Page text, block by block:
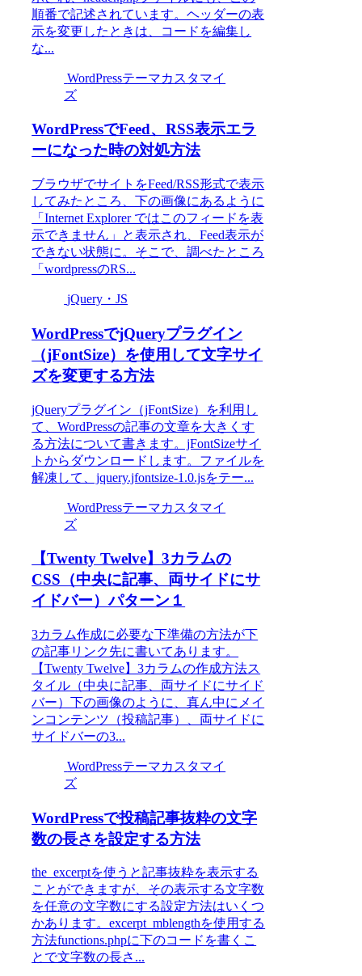
順番で記述されています。ヘッダーの表
示を変更したときは、コードを編集し
な...
WordPressテーマカスタマイ
ズ
WordPressでFeed、RSS表示エラ
ーになった時の対処方法
ブラウザでサイトをFeed/RSS形式で表示
してみたところ、下の画像にあるように
「Internet Explorer ではこのフィードを表
示できません」と表示され、Feed表示が
できない状態に。そこで、調べたところ
「wordpressのRS...
jQuery・JS
WordPressでjQueryプラグイン
（jFontSize）を使用して文字サイ
ズを変更する方法
jQueryプラグイン（jFontSize）を利用し
て、WordPressの記事の文章を大きくす
る方法について書きます。jFontSizeサイ
トからダウンロードします。ファイルを
解凍して、jquery.jfontsize-1.0.jsをテー...
WordPressテーマカスタマイ
ズ
【Twenty Twelve】3カラムの
CSS（中央に記事、両サイドにサ
イドバー）パターン１
3カラム作成に必要な下準備の方法が下
の記事リンク先に書いてあります。
【Twenty Twelve】3カラムの作成方法ス
タイル（中央に記事、両サイドにサイド
バー）下の画像のように、真ん中にメイ
ンコンテンツ（投稿記事）、両サイドに
サイドバーの3...
WordPressテーマカスタマイ
ズ
WordPressで投稿記事抜粋の文字
数の長さを設定する方法
the_excerptを使うと記事抜粋を表示する
ことができますが、その表示する文字数
を任意の文字数にする設定方法はいくつ
かあります。excerpt_mblengthを使用する
方法functions.phpに下のコードを書くこ
とで文字数の長さ...